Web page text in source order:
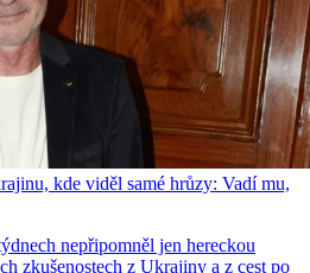
kde viděl samé hrůzy: Vadí mu,
nepřipomněl jen hereckou
zkušenostech z Ukrajiny a z cest po